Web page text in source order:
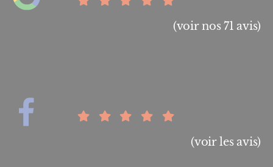
(voir nos 71 avis)
(voir les avis)